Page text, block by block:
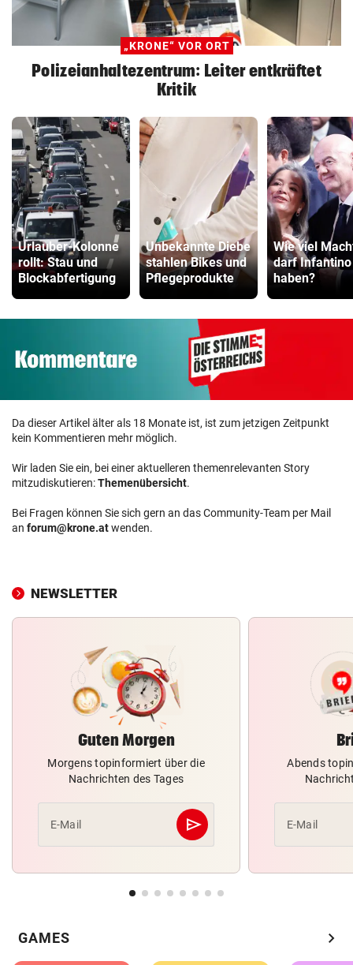
„KRONE“ VOR ORT
Polizeianhaltezentrum: Leiter entkräftet
Kritik
Urlauber-Kolonne
rollt: Stau und
Blockabfertigung
Unbekannte Diebe
stahlen Bikes und
Pflegeprodukte
Wie viel
darf Infantino
haben?
Da dieser Artikel älter als 18 Monate ist, ist zum jetzigen Zeitpunkt
kein Kommentieren mehr möglich.
Wir laden Sie ein, bei einer aktuelleren themenrelevanten Story
mitzudiskutieren:Themenübersicht.
Bei Fragen können Sie sich gern an das Community-Team per Mail
an forum@krone.atwenden.
NEWSLETTER
Guten Morgen
Morgens topinformiert über die
Nachrichten des Tages
E-Mail send
Abschicken
Abends
E-Mail
GAMES chevron_right